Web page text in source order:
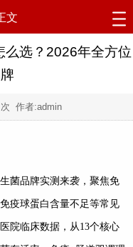
文
么选？2026年全方位
次 作者:admin
菌品牌实测来袭，聚焦免
疫球蛋白含量不足等常见
院临床数据，从13个核心